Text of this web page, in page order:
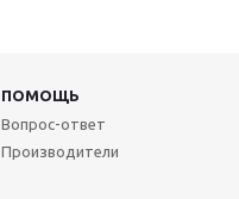
ПОМОЩЬ
Вопрос-ответ
Производители